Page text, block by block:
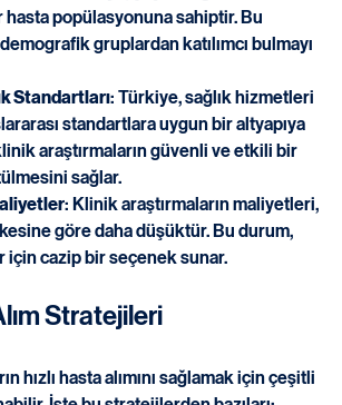
: Türkiye, çeşitli sağlık sorunları
popülasyonuna sahiptir. Bu
gruplardan katılımcı bulmayı
Standartları: Türkiye, sağlık hizmetleri
standartlara uygun bir altyapıya
araştırmaların güvenli ve etkili bir
sağlar.
: Klinik araştırmaların maliyetleri,
için cazip bir seçenek sunar.
Stratejileri